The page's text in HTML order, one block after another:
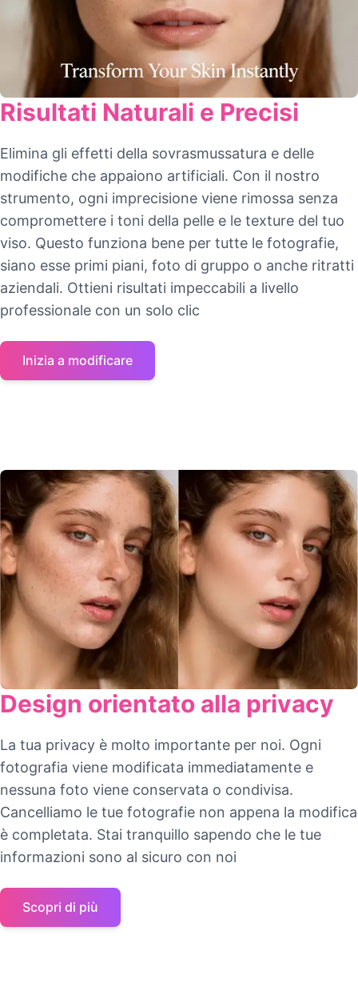
Risultati Naturali e Precisi
Elimina gli effetti della sovrasmussatura e delle
modifiche che appaiono artificiali. Con il nostro
strumento, ogni imprecisione viene rimossa senza
compromettere i toni della pelle e le texture del tuo
viso. Questo funziona bene per tutte le fotografie,
siano esse primi piani, foto di gruppo o anche ritratti
aziendali. Ottieni risultati impeccabili a livello
professionale con un solo clic
Inizia a modificare
Design orientato alla privacy
La tua privacy è molto importante per noi. Ogni
fotografia viene modificata immediatamente e
nessuna foto viene conservata o condivisa.
Cancelliamo le tue fotografie non appena la modifica
è completata. Stai tranquillo sapendo che le tue
informazioni sono al sicuro con noi
Scopri di più